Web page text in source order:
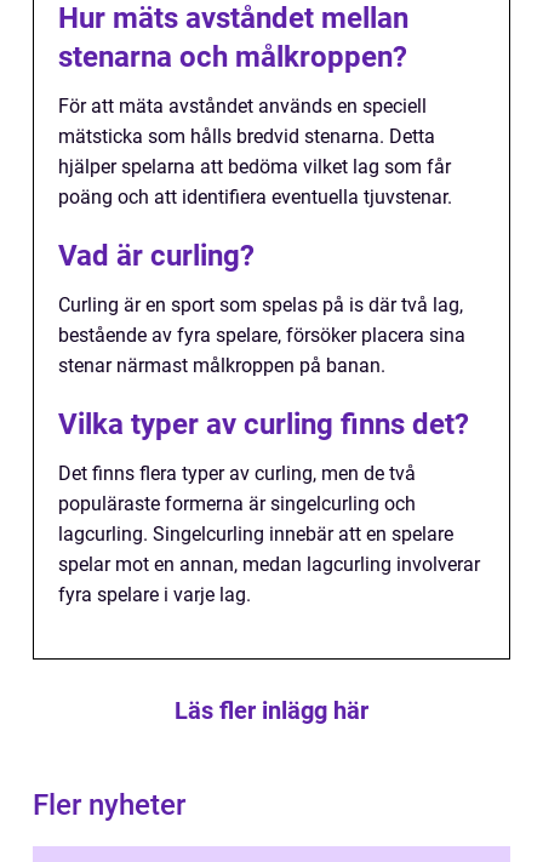
Hur mäts avståndet mellan
stenarna och målkroppen?
För att mäta avståndet används en speciell
mätsticka som hålls bredvid stenarna. Detta
hjälper spelarna att bedöma vilket lag som får
poäng och att identifiera eventuella tjuvstenar.
Vad är curling?
Curling är en sport som spelas på is där två lag,
bestående av fyra spelare, försöker placera sina
stenar närmast målkroppen på banan.
Vilka typer av curling finns det?
Det finns flera typer av curling, men de två
populäraste formerna är singelcurling och
lagcurling. Singelcurling innebär att en spelare
spelar mot en annan, medan lagcurling involverar
fyra spelare i varje lag.
Läs fler inlägg här
Fler nyheter